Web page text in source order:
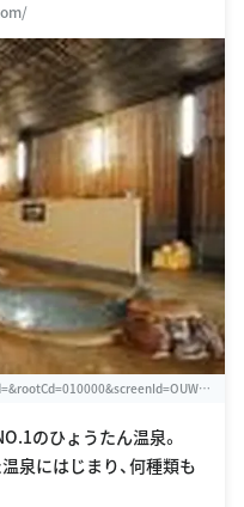
のひょうたん温泉。
泉にはじまり、何種類も